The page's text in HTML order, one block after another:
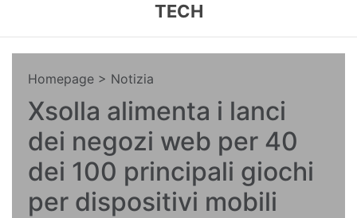
TECH
Homepage > Notizia
Xsolla alimenta i lanci
dei negozi web per 40
dei 100 principali giochi
per dispositivi mobili